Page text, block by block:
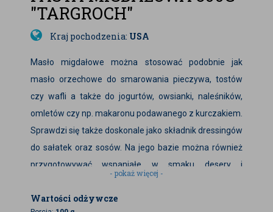
"TARGROCH"
Kraj pochodzenia: USA
Masło migdałowe można stosować podobnie jak
masło orzechowe do smarowania pieczywa, tostów
czy wafli a także do jogurtów, owsianki, naleśników,
omletów czy np. makaronu podawanego z kurczakiem.
Sprawdzi się także doskonale jako składnik dressingów
do sałatek oraz sosów. Na jego bazie można również
przygotowywać wspaniałe w smaku desery i
Składniki:migdały prażone 100%. Bez dodatku oleju
- pokaż więcej -
Wartości odżywcze